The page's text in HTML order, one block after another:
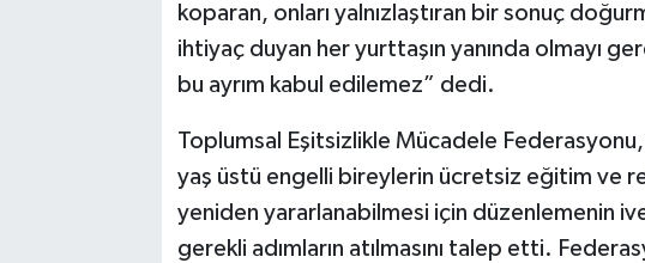
koparan, onları yalnızlaştıran bir sonuç
ihtiyaç duyan her yurttaşın yanında olmayı
bu ayrım kabul edilemez” dedi.
Toplumsal Eşitsizlikle Mücadele
yaş üstü engelli bireylerin ücretsiz eğitim ve
yeniden yararlanabilmesi için düzenlemenin
gerekli adımların atılmasını talep etti.